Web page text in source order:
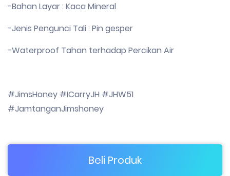
-Bahan Layar : Kaca Mineral
-Jenis Pengunci Tali : Pin gesper
-Waterproof Tahan terhadap Percikan Air
#JimsHoney #ICarryJH #JHW51
#JamtanganJimshoney
Beli Produk